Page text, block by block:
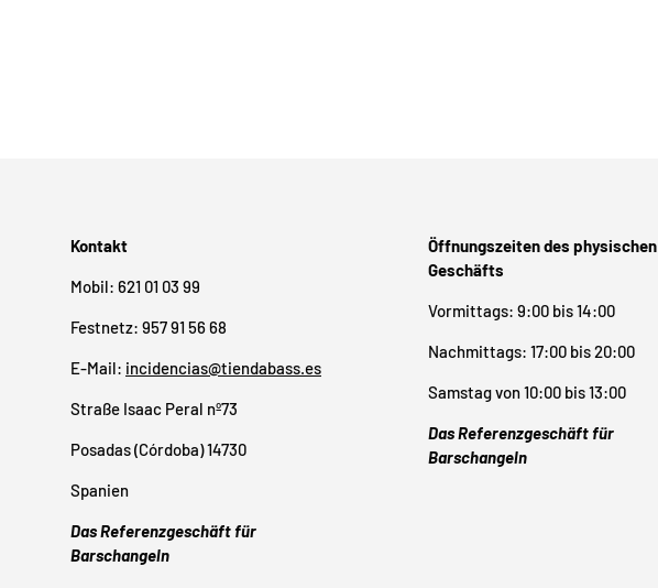
Kontakt
Mobil: 621 01 03 99
Festnetz: 957 91 56 68
E-Mail: incidencias@tiendabass.es
Straße Isaac Peral nº73
Posadas (Córdoba) 14730
Spanien
Das Referenzgeschäft für
Barschangeln
Öffnungszeiten des physischen
Geschäfts
Vormittags: 9:00 bis 14:00
Nachmittags: 17:00 bis 20:00
Samstag von 10:00 bis 13:00
Das Referenzgeschäft für
Barschangeln